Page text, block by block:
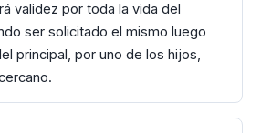
validez por toda la vida del
ser solicitado el mismo luego
principal, por uno de los hijos,